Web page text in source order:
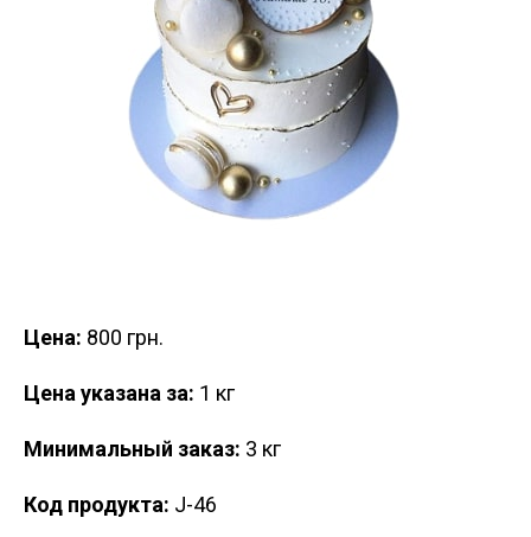
Цена: 800 грн.
Цена указана за: 1 кг
Минимальный заказ: 3 кг
Код продукта: J-46